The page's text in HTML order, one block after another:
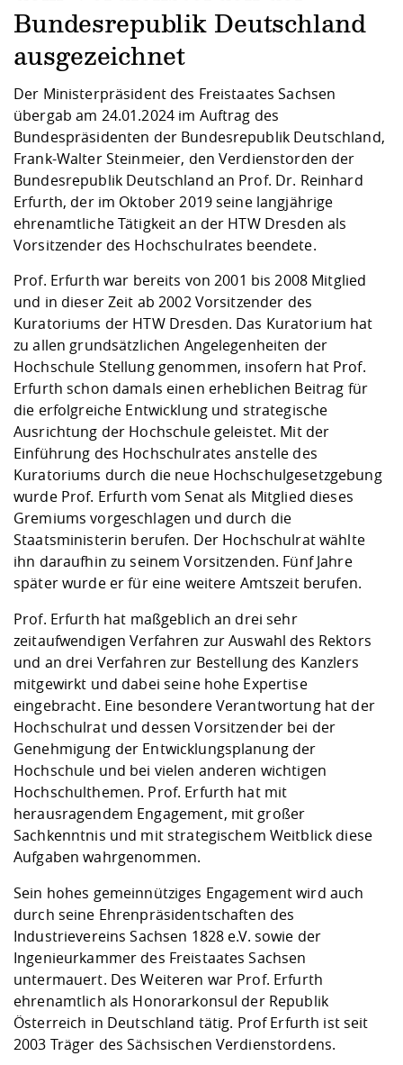
Checkliste zum
und Physik
Digitales Lernen
Fremdsprachen
Jobs, Praktika,
Studentenwerk
Angebote der
Arbeit
Career Service
Formulare und
Internationale
Gründung und
Kooperationen
Klimaschutz &
Förderverein
Informatik/
Maschinenbau
Angebote für Unternehmen
Kontakt und Anfahrt
Qualitätssicherung
Bundesrepublik Deutschland
ausgezeichnet
Der Ministerpräsident des Freistaates Sachsen
übergab am 24.01.2024 im Auftrag des
Bundespräsidenten der Bundesrepublik Deutschland,
Frank-Walter Steinmeier, den Verdienstorden der
Bundesrepublik Deutschland an Prof. Dr. Reinhard
Erfurth, der im Oktober 2019 seine langjährige
ehrenamtliche Tätigkeit an der HTW Dresden als
Vorsitzender des Hochschulrates beendete.
Prof. Erfurth war bereits von 2001 bis 2008 Mitglied
und in dieser Zeit ab 2002 Vorsitzender des
Kuratoriums der HTW Dresden. Das Kuratorium hat
zu allen grundsätzlichen Angelegenheiten der
Hochschule Stellung genommen, insofern hat Prof.
Erfurth schon damals einen erheblichen Beitrag für
die erfolgreiche Entwicklung und strategische
Ausrichtung der Hochschule geleistet. Mit der
Einführung des Hochschulrates anstelle des
Kuratoriums durch die neue Hochschulgesetzgebung
wurde Prof. Erfurth vom Senat als Mitglied dieses
Gremiums vorgeschlagen und durch die
Staatsministerin berufen. Der Hochschulrat wählte
ihn daraufhin zu seinem Vorsitzenden. Fünf Jahre
später wurde er für eine weitere Amtszeit berufen.
Prof. Erfurth hat maßgeblich an drei sehr
zeitaufwendigen Verfahren zur Auswahl des Rektors
und an drei Verfahren zur Bestellung des Kanzlers
mitgewirkt und dabei seine hohe Expertise
eingebracht. Eine besondere Verantwortung hat der
Hochschulrat und dessen Vorsitzender bei der
Genehmigung der Entwicklungsplanung der
Hochschule und bei vielen anderen wichtigen
Hochschulthemen. Prof. Erfurth hat mit
herausragendem Engagement, mit großer
Sachkenntnis und mit strategischem Weitblick diese
Aufgaben wahrgenommen.
Sein hohes gemeinnütziges Engagement wird auch
durch seine Ehrenpräsidentschaften des
Industrievereins Sachsen 1828 e.V. sowie der
Ingenieurkammer des Freistaates Sachsen
untermauert. Des Weiteren war Prof. Erfurth
ehrenamtlich als Honorarkonsul der Republik
Österreich in Deutschland tätig. Prof Erfurth ist seit
2003 Träger des Sächsischen Verdienstordens.